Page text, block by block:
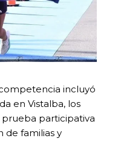
incluyó
en Vistalba, los
prueba participativa
de familias y